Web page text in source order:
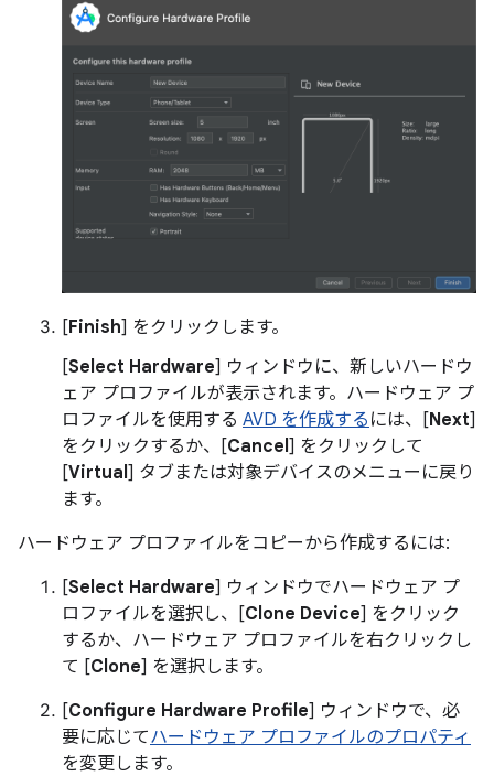
[Finish] をクリックします。
[Select Hardware] ウィンドウに、新しいハードウ
ェア プロファイルが表示されます。ハードウェア プ
ロファイルを使用する AVD を作成する には、[Next]
をクリックするか、[Cancel ] をクリックして
[Virtual ] タブまたは対象デバイスのメニューに戻り
ます。
ハードウェア プロファイルをコピーから作成するには:
[Select Hardware] ウィンドウでハードウェア プ
ロファイルを選択し、[Clone Device] をクリック
するか、ハードウェア プロファイルを右クリックし
て [Clone] を選択します。
[Configure Hardware Profile] ウィンドウで、必
要に応じてハードウェア プロファイルのプロパティ
を変更します。